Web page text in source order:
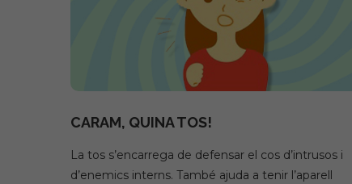
CARAM, QUINA TOS!
La tos s’encarrega de defensar el cos d’intrusos i
d’enemics interns. També ajuda a tenir l’aparell
of foods